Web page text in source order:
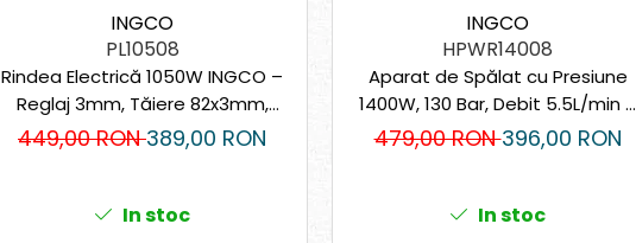
INGCO
PL10508
Rindea Electrică 1050W INGCO –
Reglaj 3mm, Tăiere 82x3mm,
16.000 rpm
449,00 RON389,00 RON
In stoc
INGCO
HPWR14008
Aparat de Spălat cu Presiune
1400W, 130 Bar, Debit 5.5L/min –
Compact, Portabil, cu Pompă
479,00 RON396,00 RON
In stoc